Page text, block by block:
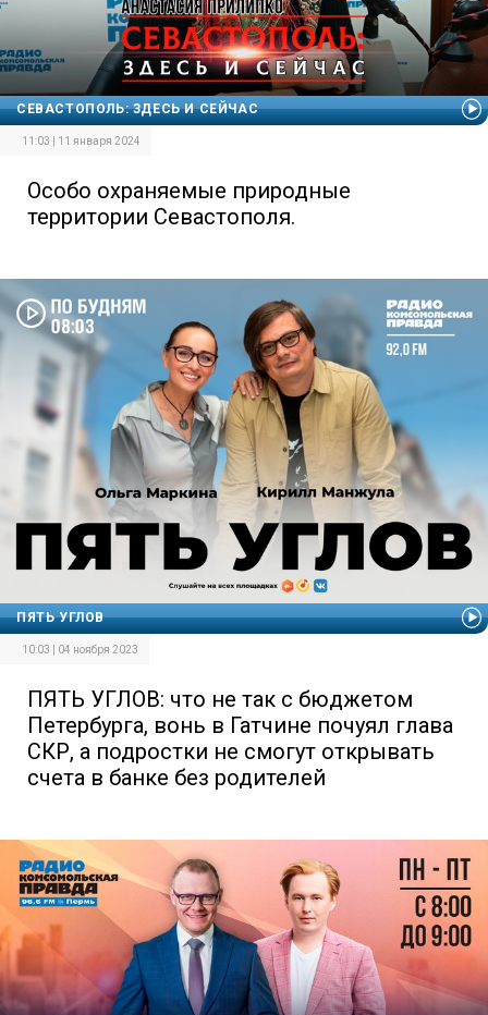
СЕВАСТОПОЛЬ: ЗДЕСЬ И СЕЙЧАС
11:03 | 11 января 2024
Особо охраняемые природные
территории Севастополя.
ПЯТЬ УГЛОВ
10:03 | 04 ноября 2023
ПЯТЬ УГЛОВ: что не так с бюджетом
Петербурга, вонь в Гатчине почуял глава
СКР, а подростки не смогут открывать
счета в банке без родителей